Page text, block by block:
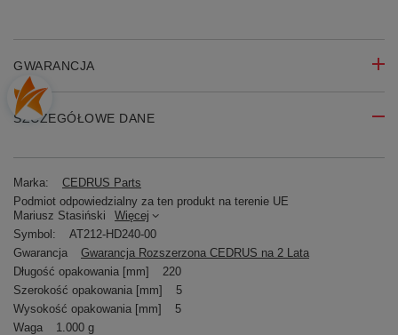
GWARANCJA
SZCZEGÓŁOWE DANE
Marka:
CEDRUS Parts
Podmiot odpowiedzialny za ten produkt na terenie UE
Mariusz Stasiński
Więcej
Symbol:
AT212-HD240-00
Gwarancja
Gwarancja Rozszerzona CEDRUS na 2 Lata
Długość opakowania [mm]
220
Szerokość opakowania [mm]
5
Wysokość opakowania [mm]
5
Waga
1.000 g